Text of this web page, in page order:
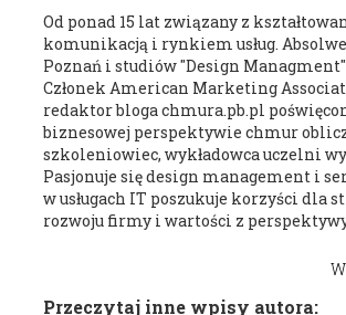
Od ponad 15 lat związany z
komunikacją i rynkiem usług.
Poznań i studiów "Design Managment"
Członek American Marketing
redaktor bloga chmura.pb.pl
biznesowej perspektywie chmur
szkoleniowiec, wykładowca uczelni
Pasjonuje się design management i
w usługach IT poszukuje korzyści dla
rozwoju firmy i wartości z
Przeczytaj inne wpisy autora: